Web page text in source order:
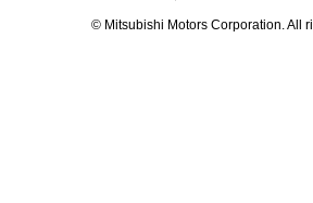
© Mitsubishi Motors Corporation. All